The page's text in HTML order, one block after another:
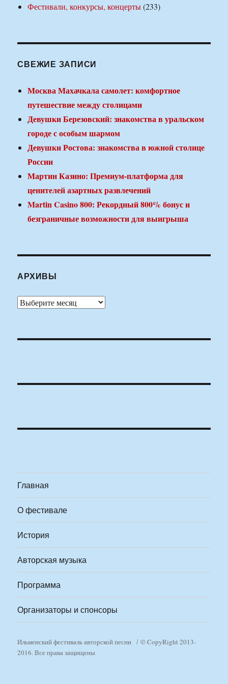
Фестивали, конкурсы, концерты(233)
СВЕЖИЕ ЗАПИСИ
Москва Махачкала самолет: комфортное
путешествие между столицами
Девушки Березовский: знакомства в уральском
городе с особым шармом
Девушки Ростова: знакомства в южной столице
России
Мартин Казино: Премиум-платформа для
ценителей азартных развлечений
Martin Casino 800: Рекордный 800% бонус и
безграничные возможности для выигрыша
АРХИВЫ
Архивы
Главная
О фестивале
История
Авторская музыка
Программа
Организаторы и спонсоры
Ильменский фестиваль авторской песни
© CopyRight 2013-
2016. Все права защищены